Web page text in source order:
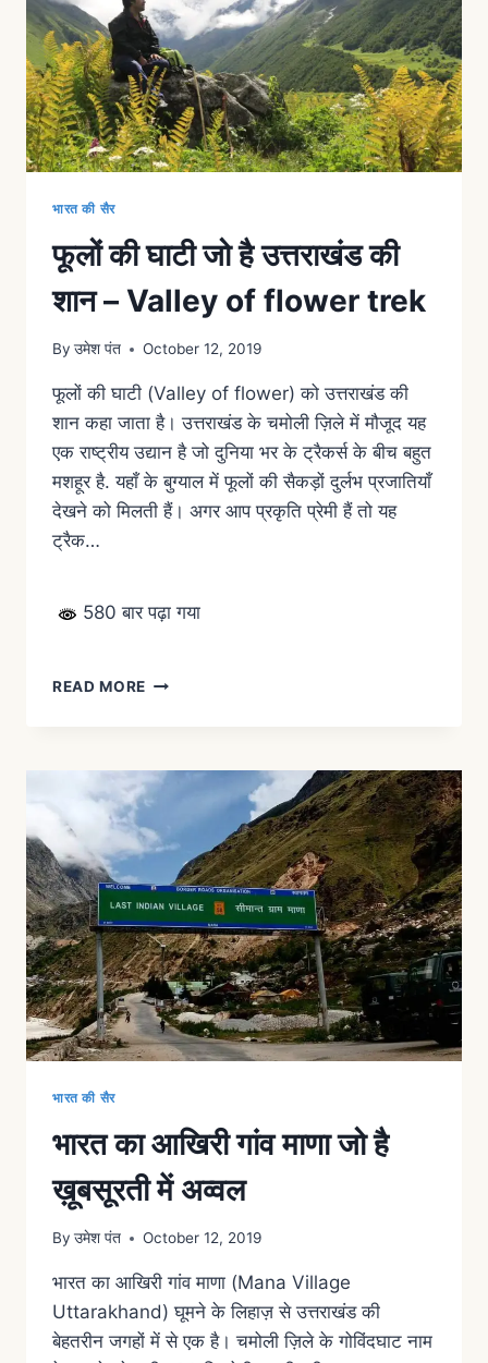
भारत की सैर
फूलों की घाटी जो है उत्तराखंड की
शान – Valley of flower trek
By उमेश पंत October 12, 2019
फूलों की घाटी (Valley of flower) को उत्तराखंड की
शान कहा जाता है। उत्तराखंड के चमोली ज़िले में मौजूद यह
एक राष्ट्रीय उद्यान है जो दुनिया भर के ट्रैकर्स के बीच बहुत
मशहूर है. यहाँ के बुग्याल में फूलों की सैकड़ों दुर्लभ प्रजातियाँ
देखने को मिलती हैं। अगर आप प्रकृति प्रेमी हैं तो यह
ट्रैक…
580 बार पढ़ा गया
READ MORE
भारत की सैर
भारत का आखिरी गांव माणा जो है
ख़ूबसूरती में अव्वल
By उमेश पंत October 12, 2019
भारत का आखिरी गांव माणा (Mana Village
Uttarakhand) घूमने के लिहाज़ से उत्तराखंड की
बेहतरीन जगहों में से एक है। चमोली ज़िले के गोविंदघाट नाम